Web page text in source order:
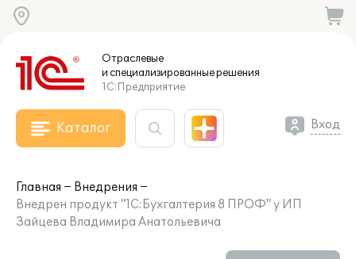
Отраслевые
и специализированныерешения
1С:Предприятие
Каталог Вход
Главная
Внедрения
Внедрен продукт "1С:Бухгалтерия 8 ПРОФ" у ИП
Зайцева Владимира Анатольевича